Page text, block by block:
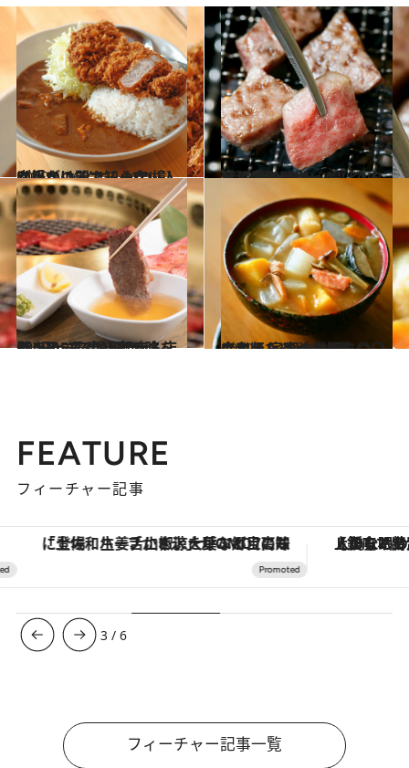
2020.1.16
肉好きの間で知らない人はいない 〈とんかつ檍〉が手がけるカレー店
グルメ 2020.1.7
秋葉原《万世ビル》で肉はしご！ 焼き・揚げ・しゃぶの聖地へ
グルメ
2019.12.23
驚きのコスパ！銀座名店ランチ5選 高級店の味を980円～3,300円で
グルメ 2019.11.16
令和版 家事の常識について考えた 豚汁の豚を〇〇にするレシピも必見！
グルメ
FEATURE
フィーチャー記事
「土佐和ハーブかき氷」がOMO7高知に登場！生姜、山椒、大葉など目にも舌にも涼を呼ぶ郷土の味 【銀座で出合う最旬美容】美髪ケアや上質
3 /6
フィーチャー記事一覧